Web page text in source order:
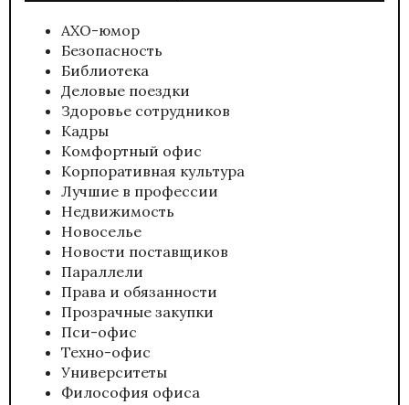
АХО-юмор
Безопасность
Библиотека
Деловые поездки
Здоровье сотрудников
Кадры
Комфортный офис
Корпоративная культура
Лучшие в профессии
Недвижимость
Новоселье
Новости поставщиков
Параллели
Права и обязанности
Прозрачные закупки
Пси-офис
Техно-офис
Университеты
Философия офиса